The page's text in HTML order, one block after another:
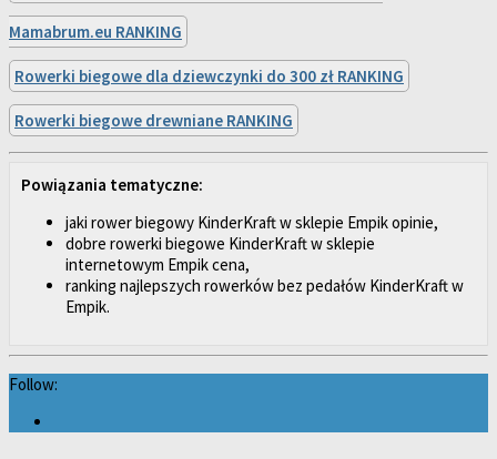
Mamabrum.eu RANKING
Rowerki biegowe dla dziewczynki do 300 zł RANKING
Rowerki biegowe drewniane RANKING
Powiązania tematyczne:
jaki rower biegowy KinderKraft w sklepie Empik opinie,
dobre rowerki biegowe KinderKraft w sklepie
internetowym Empik cena,
ranking najlepszych rowerków bez pedałów KinderKraft w
Empik.
Follow: